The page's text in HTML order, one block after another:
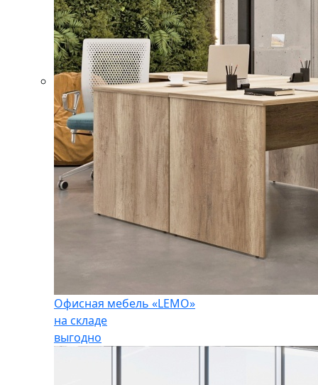
Офисная мебель «LEMO»
на складе
выгодно